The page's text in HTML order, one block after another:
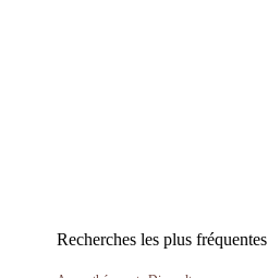
Recherches les plus fréquentes